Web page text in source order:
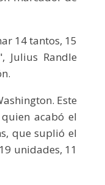
14 tantos, 15
Julius Randle
Este
acabó el
que suplió el
unidades, 11